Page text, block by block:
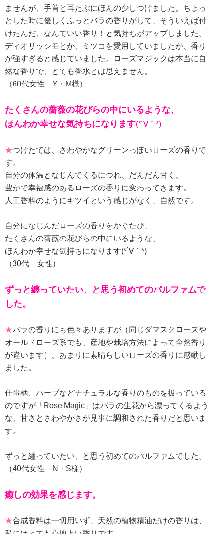
ませんが、手首と耳たぶにほんの少しつけました。ちょっ
とした時に優しくふっとバラの香りがして、そういえば付
けたんだ、なんていい香り！と気持ちがアップしました。
ディオリッシモとか、ミツコを愛用していましたが、香り
が強すぎると感じていました。ローズマジックは本当に自
然な香りで、とても香水とは思えません。
（60代女性 Y・M様）
たくさんの薔薇の花びらの中にいるような、
ほんわか幸せな気持ちになります(*´∀｀*)
★つけたては、さわやかなグリーンっぽいローズの香りで
す。
自分の体温となじんでくるにつれ、だんだん甘く、
豊かで幸福感のあるローズの香りに変わってきます。
人工香料のようにキツイという感じがなく、自然です。
自分になじんだローズの香りをかぐたび、
たくさんの薔薇の花びらの中にいるような、
ほんわか幸せな気持ちになります(*´∀｀*)
（30代 女性）
ずっと纏っていたい、と思う初めてのパルファムで
した。
★バラの香りにも色々ありますが（同じダマスクローズや
オールドローズ系でも、産地や栽培方法によって全然香り
が違います）、あまりに素晴らしいローズの香りに感動し
ました。
仕事柄、ハーブなどナチュラルな香りのものを扱っている
のですが「Rose Magic」はバラの生花から漂ってくるよう
な、甘さとさわやかさが見事に調和された香りだと思いま
す。
ずっと纏っていたい、と思う初めてのパルファムでした。
（40代女性 N・S様）
癒しの効果を感じます。
★合成香料は一切用いず、天然の植物精油だけの香りは、